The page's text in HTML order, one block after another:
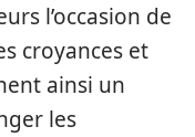
l’occasion de
croyances et
ainsi un
les